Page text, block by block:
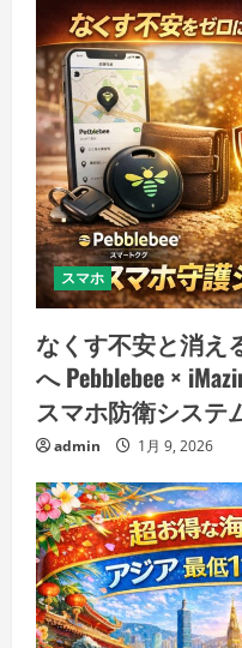
スマホ
なくす不安と消え
へ Pebblebee ×
スマホ防衛システ
admin 1月 9, 2026